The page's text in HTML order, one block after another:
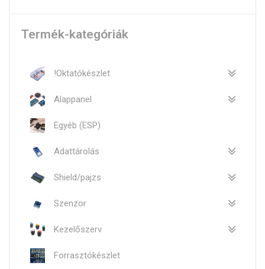
Termék-kategóriák
!Oktatókészlet
Alappanel
Egyéb (ESP)
Adattárolás
Shield/pajzs
Szenzor
Kezelőszerv
Forrasztókészlet